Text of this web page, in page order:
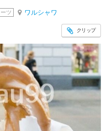
ツ ワルシャワ
クリップ